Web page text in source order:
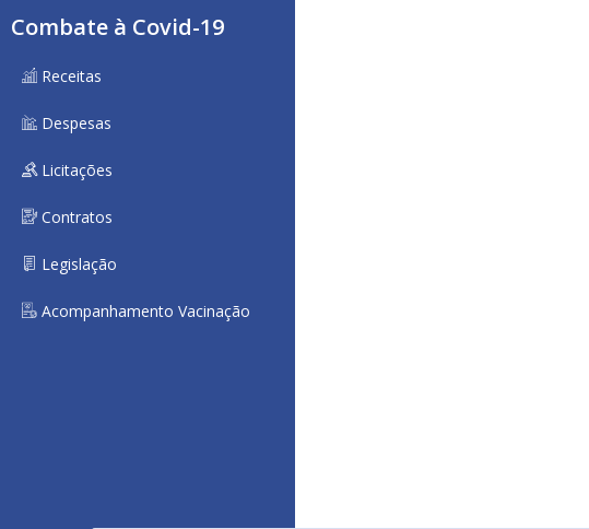
Combate à Covid-19
Receitas
Despesas
Licitações
Contratos
Legislação
Acompanhamento Vacinação